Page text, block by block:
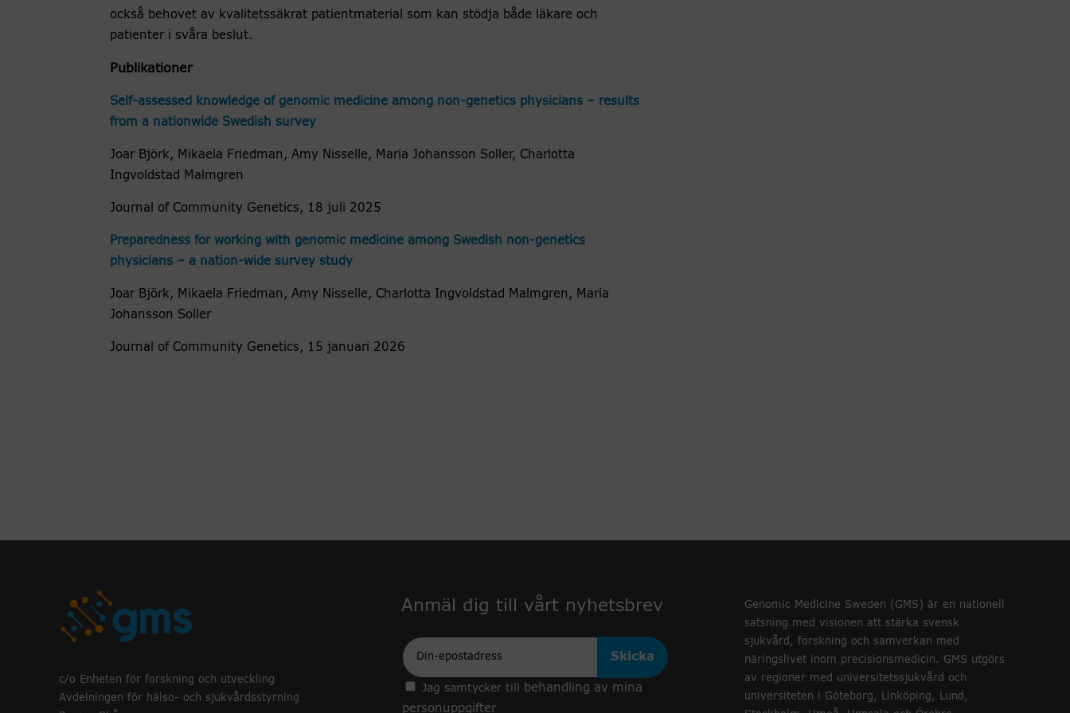
också behovet av kvalitetssäkrat patientmaterial som kan stödja både läkare och
patienter i svåra beslut.
Publikationer
Self-assessed knowledge of genomic medicine among non-genetics physicians – results
from a nationwide Swedish survey
Joar Björk, Mikaela Friedman, Amy Nisselle, Maria Johansson Soller, Charlotta
Ingvoldstad Malmgren
Journal of Community Genetics, 18 juli 2025
Preparedness for working with genomic medicine among Swedish non-genetics
physicians – a nation-wide survey study
Joar Björk, Mikaela Friedman, Amy Nisselle, Charlotta Ingvoldstad Malmgren, Maria
Johansson Soller
Journal of Community Genetics, 15 januari 2026
c/o Enheten för forskning och utveckling
Avdelningen för hälso- och sjukvårdsstyrning
Anmäl dig till vårt nyhetsbrev
Epost
Jag samtycker till
behandling av mina
personuppgifter
Genomic Medicine Sweden (GMS) är en nationell
satsning med visionen att stärka svensk
sjukvård, forskning och samverkan med
näringslivet inom precisionsmedicin. GMS utgörs
av regioner med universitetssjukvård och
universiteten i Göteborg, Linköping, Lund,